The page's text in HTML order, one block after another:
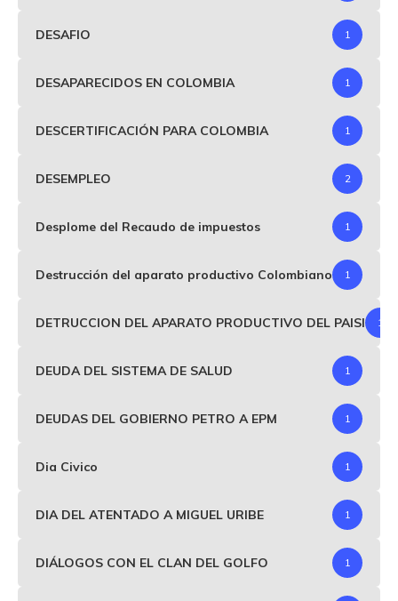
DESAFIO 1
DESAPARECIDOS EN COLOMBIA 1
DESCERTIFICACIÓN PARA COLOMBIA 1
DESEMPLEO 2
Desplome del Recaudo de impuestos 1
Destrucción del aparato productivo Colombiano 1
DETRUCCION DEL APARATO PRODUCTIVO DEL PAISI 1
DEUDA DEL SISTEMA DE SALUD 1
DEUDAS DEL GOBIERNO PETRO A EPM 1
Dia Civico 1
DIA DEL ATENTADO A MIGUEL URIBE 1
DIÁLOGOS CON EL CLAN DEL GOLFO 1